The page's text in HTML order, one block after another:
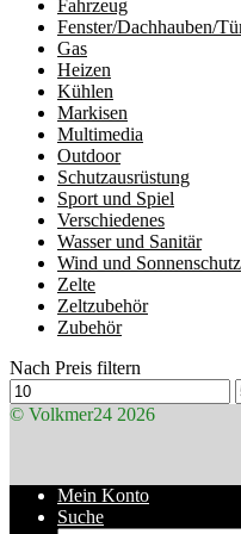
Fahrzeug
Fenster/Dachhauben/
Gas
Heizen
Kühlen
Markisen
Multimedia
Outdoor
Schutzausrüstung
Sport und Spiel
Verschiedenes
Wasser und Sanitär
Wind und Sonnenschutz
Zelte
Zeltzubehör
Zubehör
Nach Preis filtern
Min.
Preis
© Volkmer24 2026
Mein Konto
Suche